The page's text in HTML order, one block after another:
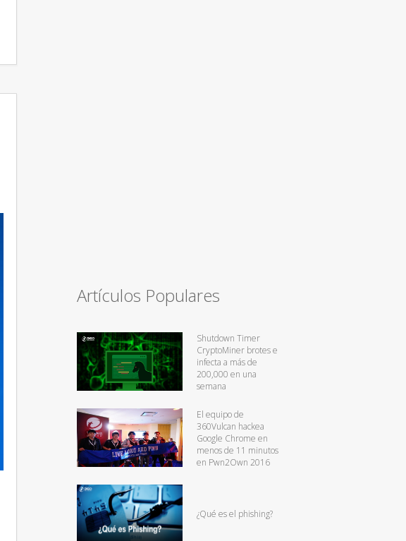
Artículos Populares
Shutdown Timer
CryptoMiner brotes e
infecta a más de
200,000 en una
semana
El equipo de
360Vulcan hackea
Google Chrome en
menos de 11 minutos
en Pwn2Own 2016
¿Qué es el phishing?